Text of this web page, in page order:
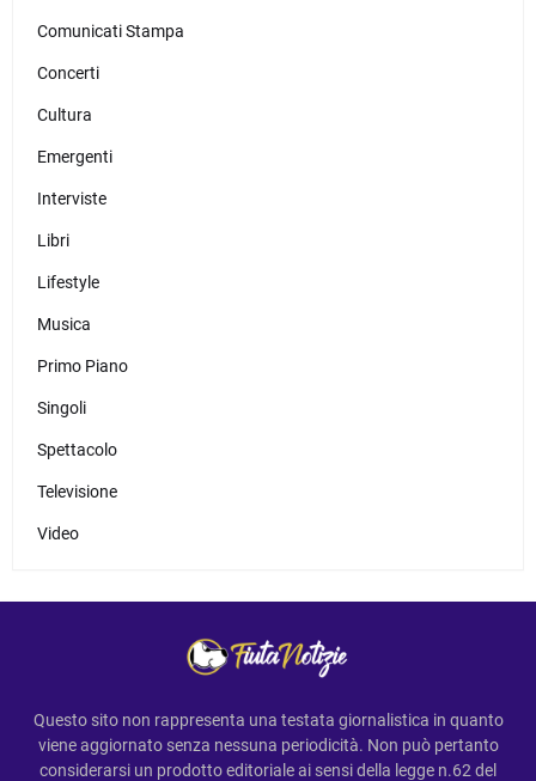
Comunicati Stampa
Concerti
Cultura
Emergenti
Interviste
Libri
Lifestyle
Musica
Primo Piano
Singoli
Spettacolo
Televisione
Video
Questo sito non rappresenta una testata giornalistica in quanto
viene aggiornato senza nessuna periodicità. Non può pertanto
considerarsi un prodotto editoriale ai sensi della legge n.62 del